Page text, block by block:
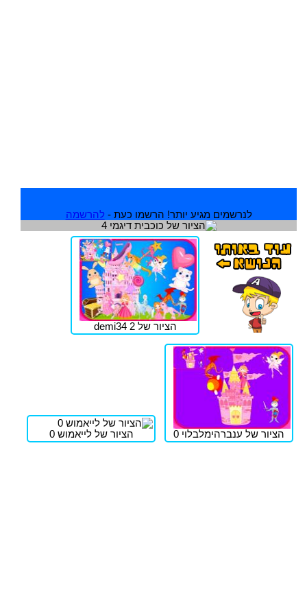
לנרשמים מגיע יותר! הרשמו כעת - להרשמה
הציור של demi34 2
הציור של ענברהימלבלוי 0 הציור של לייאמוש 0